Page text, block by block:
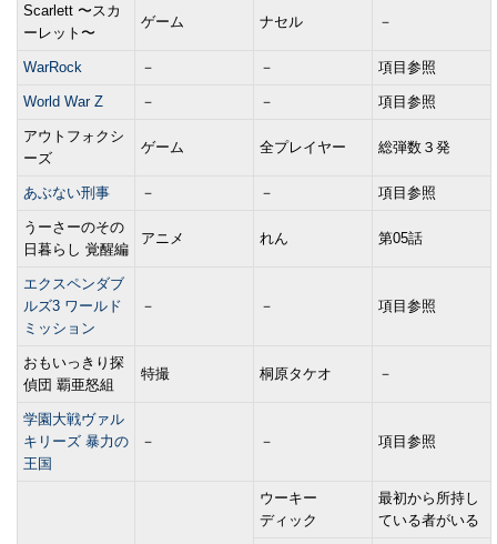
Scarlett 〜スカ
ーレット〜
ゲーム ナセル －
WarRock － － 項目参照
World War Z － － 項目参照
アウトフォクシ
ーズ
ゲーム 全プレイヤー 総弾数３発
あぶない刑事 － － 項目参照
うーさーのその
日暮らし 覚醒編
アニメ れん 第05話
エクスペンダブ
ルズ3 ワールド
ミッション
－ － 項目参照
おもいっきり探
偵団 覇亜怒組
特撮 桐原タケオ －
学園大戦ヴァル
キリーズ 暴力の
王国
－ － 項目参照
ウーキー
ディック
最初から所持し
ている者がいる